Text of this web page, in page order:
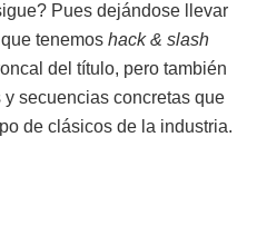
Pues dejándose llevar
tenemos hack & slash
del título, pero también
secuencias concretas que
de clásicos de la industria.